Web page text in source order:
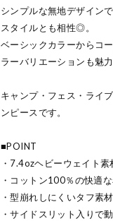
シンプルな無地デザイン
スタイルとも相性◎。
ベーシックカラーからコ
ラーバリエーションも魅力
キャンプ・フェス・ライ
ンピースです。
■POINT
・7.4ozヘビーウェイト素
・コットン100％の快適
・型崩れしにくいタフ素材
・サイドスリット入りで